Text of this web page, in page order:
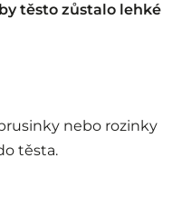
těsto zůstalo lehké
nebo rozinky
těsta.